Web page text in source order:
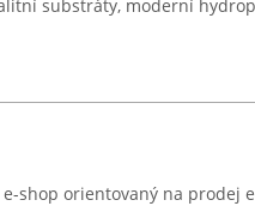
substráty, moderní
shop orientovaný na prodej